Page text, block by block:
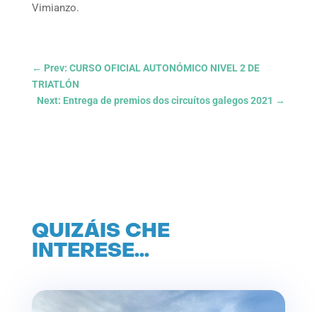
Vimianzo.
← Prev: CURSO OFICIAL AUTONÓMICO NIVEL 2 DE
TRIATLÓN
Next: Entrega de premios dos circuítos galegos 2021 →
QUIZÁIS CHE
INTERESE…